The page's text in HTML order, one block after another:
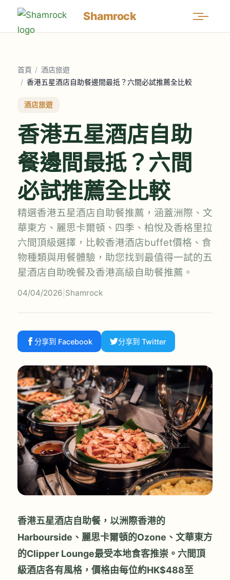
Shamrock
首頁 / 酒店旅遊
/ 香港五星酒店自助餐邊間最抵？六間必試推薦全比較
酒店旅遊
香港五星酒店自助
餐邊間最抵？六間
必試推薦全比較
精選香港五星酒店自助餐推薦，涵蓋洲際、文
華東方、麗思卡爾頓、四季、柏悅及香格里拉
六間頂級選擇，比較香港酒店buffet價格、食
物種類與用餐體驗，助您找到最值得一試的五
星酒店自助晚餐及香港高級自助餐推薦。
04/04/2026 Shamrock
分享到 Facebook 分享到 Twitter
香港五星酒店自助餐，以洲際香港的
Harbourside、麗思卡爾頓的Ozone、文華東方
的Clipper Lounge最受本地食客推崇。六間頂
級酒店各有風格，價格由每位約HK$488至